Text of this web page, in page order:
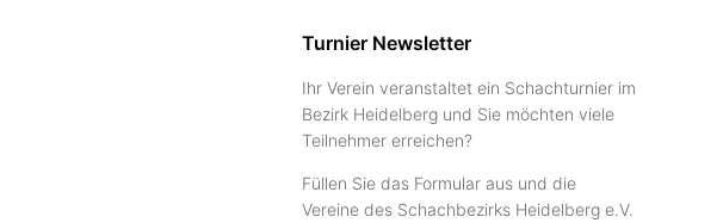
Turnier Newsletter
Ihr Verein veranstaltet ein Schachturnier im
Bezirk Heidelberg und Sie möchten viele
Teilnehmer erreichen?
Füllen Sie das Formular aus und die
Vereine des Schachbezirks Heidelberg e.V.